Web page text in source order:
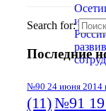
Search for:
Последние
№90 24 июня 2014
(11)№91 19